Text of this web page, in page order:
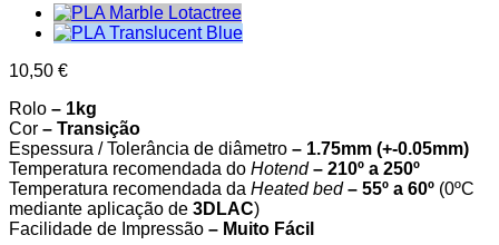
10,50 €
Rolo – 1kg
Cor – Transição
Espessura / Tolerância de diâmetro – 1.75mm (+-0.05mm)
Temperatura recomendada do Hotend– 210º a 250º
Temperatura recomendada da Heated bed – 55º a 60º (0ºC
mediante aplicação de 3DLAC)
Facilidade de Impressão – Muito Fácil